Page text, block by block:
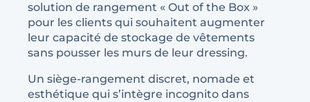
solution de rangement « Out of the Box »
pour les clients qui souhaitent augmenter
leur capacité de stockage de vêtements
sans pousser les murs de leur dressing.
Un siège-rangement discret, nomade et
esthétique qui s’intègre incognito dans